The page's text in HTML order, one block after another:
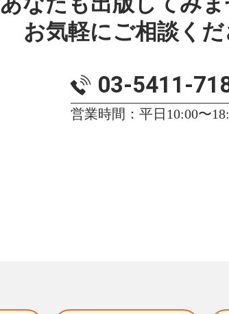
お気軽にご相談くだ
03-5411-
営業時間：平日10:00〜